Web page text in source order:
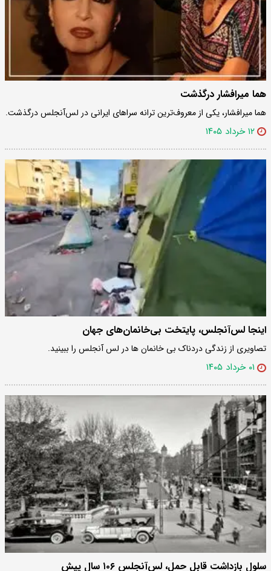
هما میرافشار درگذشت
هما میرافشار، یکی از معروف‌ترین ترانه سراهای ایرانی در لس‌آنجلس درگذشت.
۱۲ خرداد ۱۴۰۵
اینجا‌ لس‌آنجلس‌، پایتخت بی‌خانمان‌های جهان
تصاویری از زندگی دردناک بی خانمان ها در لس آنجلس را ببینید.
۰۱ خرداد ۱۴۰۵
سلول بازداشت قابل حمل، لس‌آنجلس ۱۰۶ سال پیش